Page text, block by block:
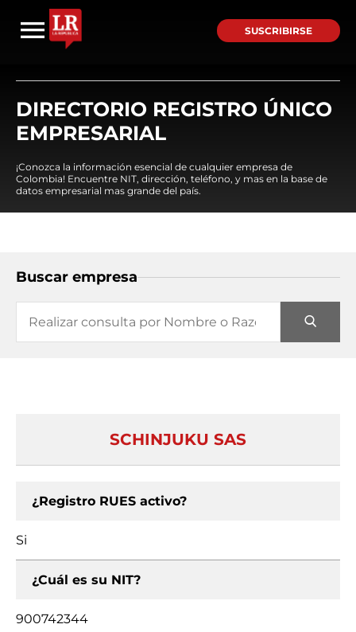
SUSCRIBIRSE
DIRECTORIO REGISTRO ÚNICO
EMPRESARIAL
¡Conozca la información esencial de cualquier empresa de
Colombia! Encuentre NIT, dirección, teléfono, y mas en la base de
datos empresarial mas grande del país.
Buscar empresa
SCHINJUKU SAS
¿Registro RUES activo?
Si
¿Cuál es su NIT?
900742344